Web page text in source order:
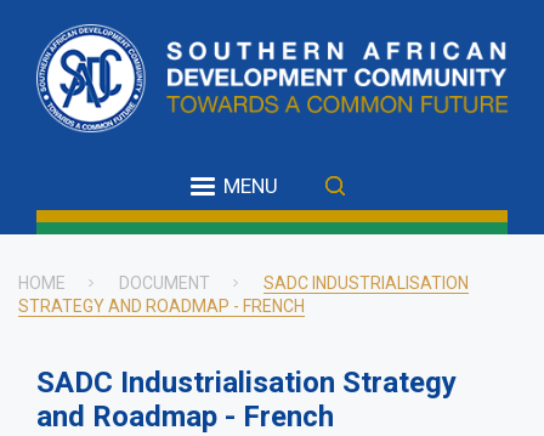
main
content
MENU
Breadcrumb
HOME DOCUMENT
SADC INDUSTRIALISATION
STRATEGY AND ROADMAP - FRENCH
SADC Industrialisation Strategy
and Roadmap - French